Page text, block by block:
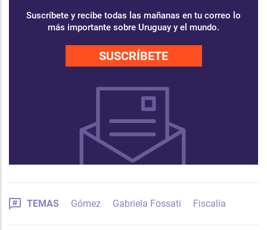
Suscríbete y recibe todas las mañanas en tu correo lo
más importante sobre Uruguay y el mundo.
SUSCRÍBETE
TEMAS Gómez Gabriela Fossati Fiscalía